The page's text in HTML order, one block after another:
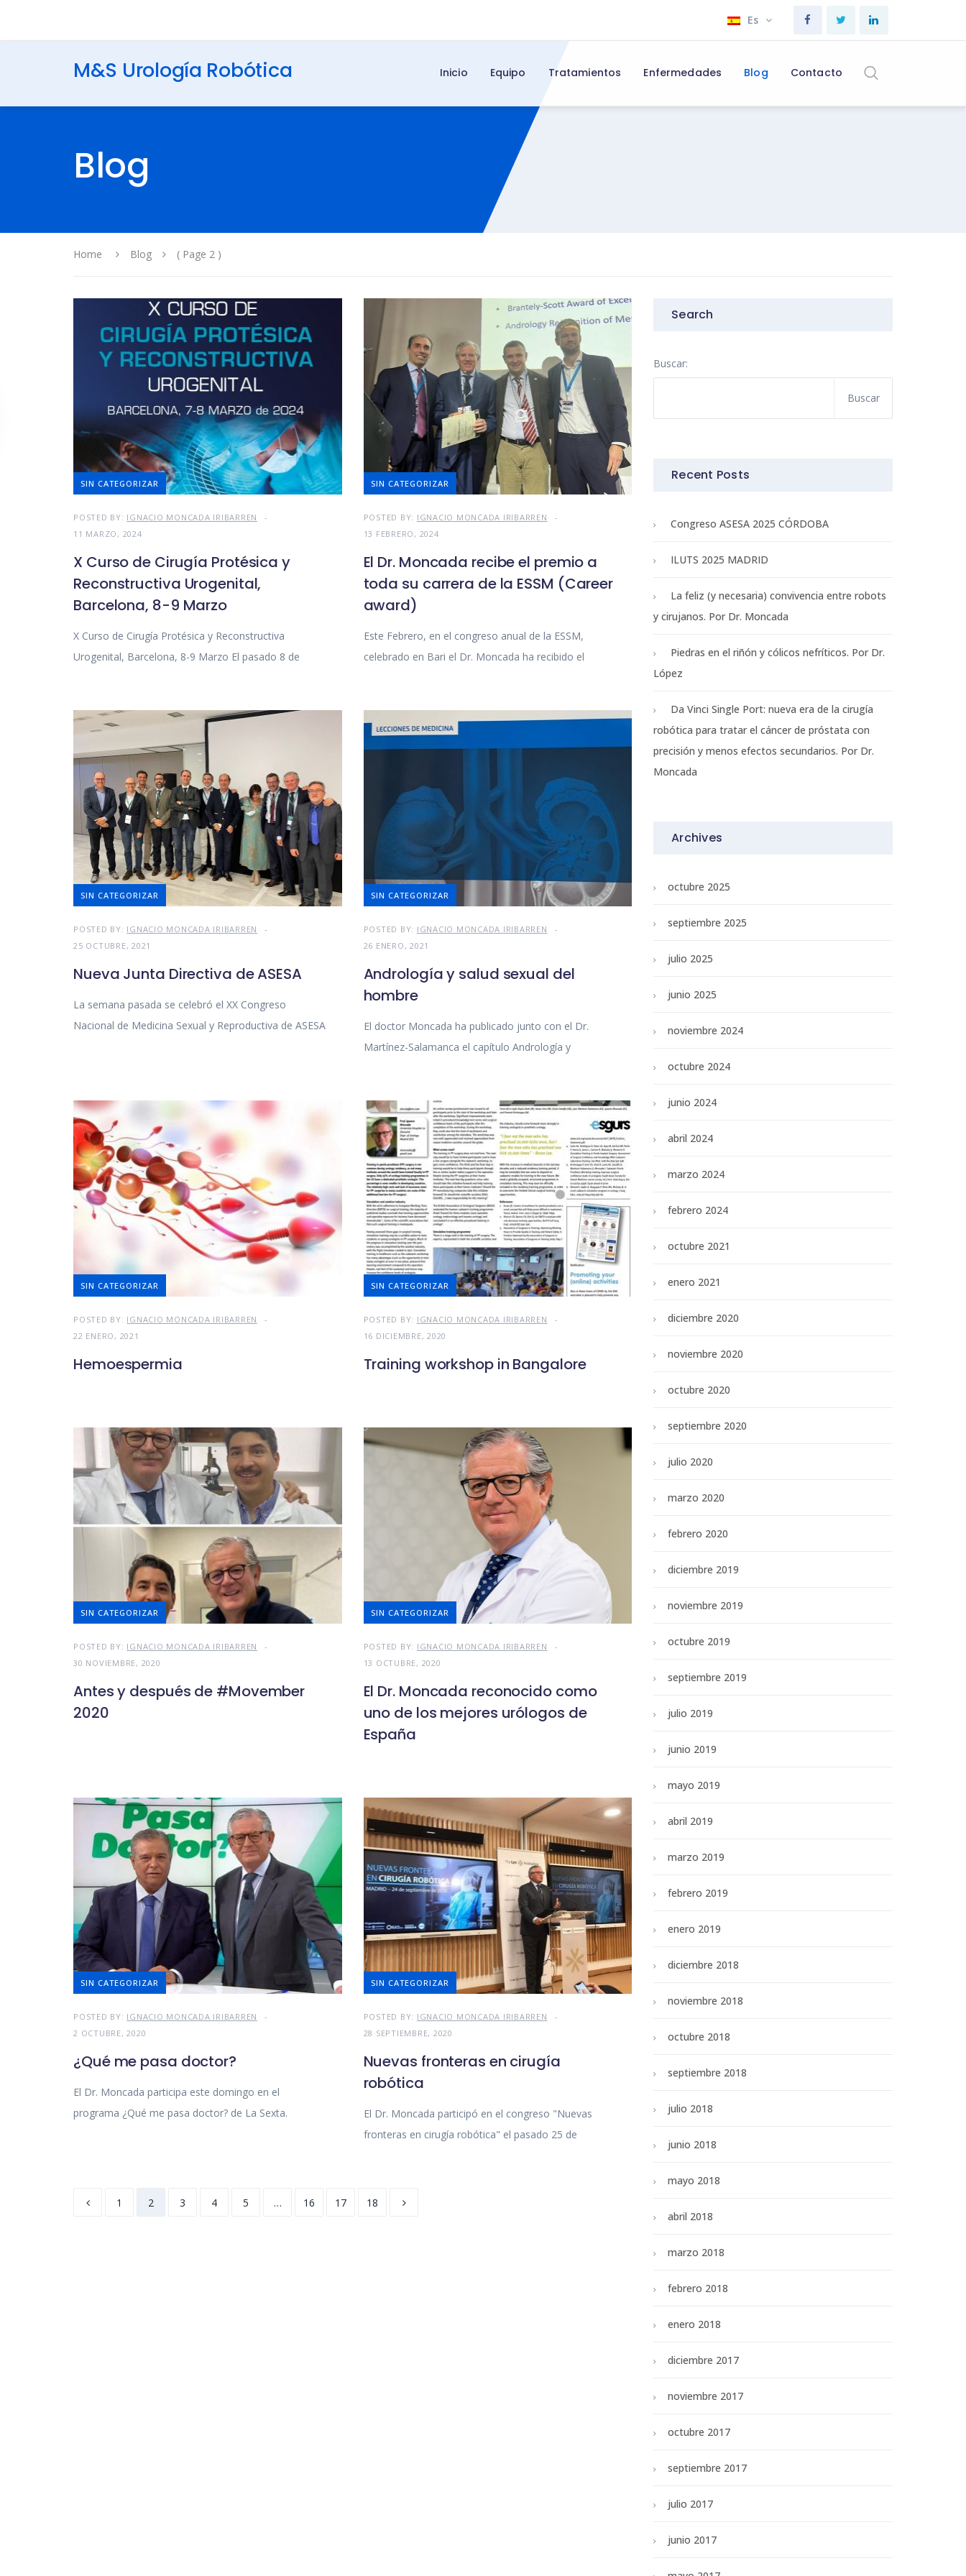
Es
M&S Urología Robótica Inicio Equipo Tratamientos Enfermedades Blog Contacto
Blog
Home Blog ( Page 2 )
SIN CATEGORIZAR
POSTED BY: IGNACIO MONCADA IRIBARREN
11 MARZO, 2024
X Curso de Cirugía Protésica y
Reconstructiva Urogenital,
Barcelona, 8-9 Marzo
X Curso de Cirugía Protésica y Reconstructiva
Urogenital, Barcelona, 8-9 Marzo El pasado 8 de
SIN CATEGORIZAR
POSTED BY: IGNACIO MONCADA IRIBARREN
13 FEBRERO, 2024
El Dr. Moncada recibe el premio a
toda su carrera de la ESSM (Career
award)
Este Febrero, en el congreso anual de la ESSM,
celebrado en Bari el Dr. Moncada ha recibido el
SIN CATEGORIZAR
POSTED BY: IGNACIO MONCADA IRIBARREN
25 OCTUBRE, 2021
Nueva Junta Directiva de ASESA
La semana pasada se celebró el XX Congreso
Nacional de Medicina Sexual y Reproductiva de ASESA
SIN CATEGORIZAR
POSTED BY: IGNACIO MONCADA IRIBARREN
26 ENERO, 2021
Andrología y salud sexual del
hombre
El doctor Moncada ha publicado junto con el Dr.
Martínez-Salamanca el capítulo Andrología y
SIN CATEGORIZAR
POSTED BY: IGNACIO MONCADA IRIBARREN
22 ENERO, 2021
Hemoespermia
SIN CATEGORIZAR
POSTED BY: IGNACIO MONCADA IRIBARREN
16 DICIEMBRE, 2020
Training workshop in Bangalore
SIN CATEGORIZAR
POSTED BY: IGNACIO MONCADA IRIBARREN
30 NOVIEMBRE, 2020
Antes y después de #Movember
2020
SIN CATEGORIZAR
POSTED BY: IGNACIO MONCADA IRIBARREN
13 OCTUBRE, 2020
El Dr. Moncada reconocido como
uno de los mejores urólogos de
España
SIN CATEGORIZAR
POSTED BY: IGNACIO MONCADA IRIBARREN
2 OCTUBRE, 2020
¿Qué me pasa doctor?
El Dr. Moncada participa este domingo en el
programa ¿Qué me pasa doctor? de La Sexta.
SIN CATEGORIZAR
POSTED BY: IGNACIO MONCADA IRIBARREN
28 SEPTIEMBRE, 2020
Nuevas fronteras en cirugía
robótica
El Dr. Moncada participó en el congreso "Nuevas
fronteras en cirugía robótica" el pasado 25 de
1 2 3 4 5 … 16 17 18
Search
Buscar:
Recent Posts
Congreso ASESA 2025 CÓRDOBA
ILUTS 2025 MADRID
La feliz (y necesaria) convivencia entre robots
y cirujanos. Por Dr. Moncada
Piedras en el riñón y cólicos nefríticos. Por Dr.
López
Da Vinci Single Port: nueva era de la cirugía
robótica para tratar el cáncer de próstata con
precisión y menos efectos secundarios. Por Dr.
Moncada
Archives
octubre 2025
septiembre 2025
julio 2025
junio 2025
noviembre 2024
octubre 2024
junio 2024
abril 2024
marzo 2024
febrero 2024
octubre 2021
enero 2021
diciembre 2020
noviembre 2020
octubre 2020
septiembre 2020
julio 2020
marzo 2020
febrero 2020
diciembre 2019
noviembre 2019
octubre 2019
septiembre 2019
julio 2019
junio 2019
mayo 2019
abril 2019
marzo 2019
febrero 2019
enero 2019
diciembre 2018
noviembre 2018
octubre 2018
septiembre 2018
julio 2018
junio 2018
mayo 2018
abril 2018
marzo 2018
febrero 2018
enero 2018
diciembre 2017
noviembre 2017
octubre 2017
septiembre 2017
julio 2017
junio 2017